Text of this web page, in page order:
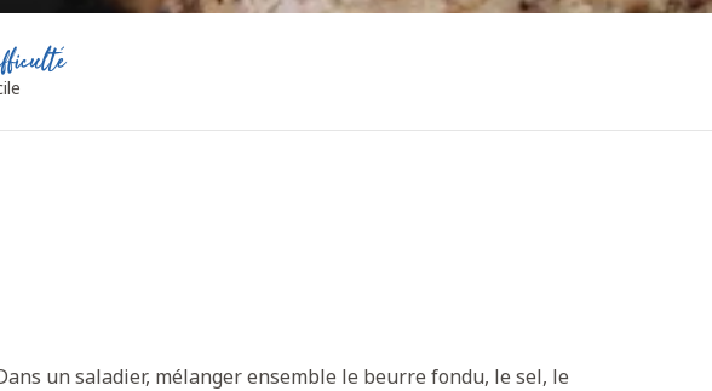
un saladier, mélanger ensemble le beurre fondu, le sel, le